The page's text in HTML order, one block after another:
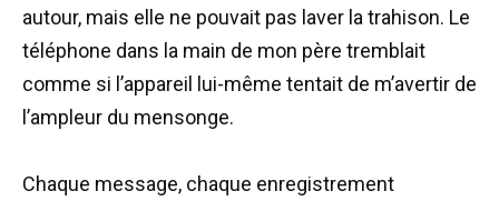
autour, mais elle ne pouvait pas laver la trahison. Le
téléphone dans la main de mon père tremblait
comme si l’appareil lui-même tentait de m’avertir de
l’ampleur du mensonge.
Chaque message, chaque enregistrement